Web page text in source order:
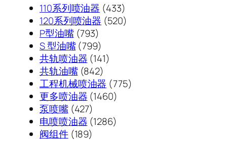
110系列喷油器 433433
个
120系列喷油器 520520
P型油嘴 793793
个
产
品
S 型油嘴 799799
个
产
品
共轨喷油器 141141
产
品
共轨油嘴 842842
个
产
工程机械喷油器 775775
更多喷油器 14601460
产
泵喷嘴 427427
个
产
电喷喷油器 12861286
阀组件 189189